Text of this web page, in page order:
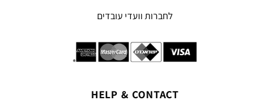
לחברות וועדי עובדים
HELP & CONTACT